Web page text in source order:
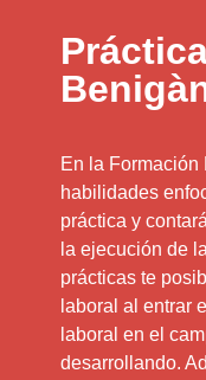
En la
habilidades
práctica y
la ejecución de
prácticas te
laboral al entrar
laboral en el
desarrollando.